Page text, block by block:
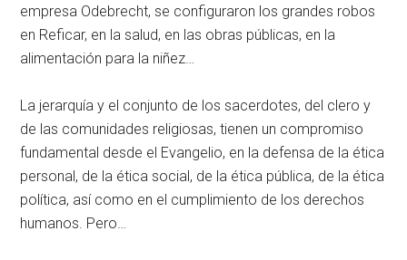
empresa Odebrecht, se configuraron los grandes robos
en Reficar, en la salud, en las obras públicas, en la
alimentación para la niñez…
La jerarquía y el conjunto de los sacerdotes, del clero y
de las comunidades religiosas, tienen un compromiso
fundamental desde el Evangelio, en la defensa de la ética
personal, de la ética social, de la ética pública, de la ética
política, así como en el cumplimiento de los derechos
humanos. Pero…